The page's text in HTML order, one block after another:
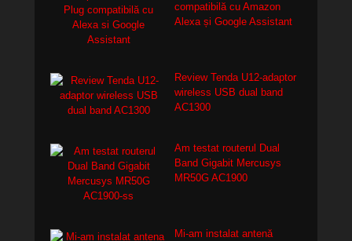
compatibilă cu Amazon
Alexa și Google Assistant
Review Tenda U12-adaptor
wireless USB dual band
AC1300
Am testat routerul Dual
Band Gigabit Mercusys
MR50G AC1900
Mi-am instalat antenă